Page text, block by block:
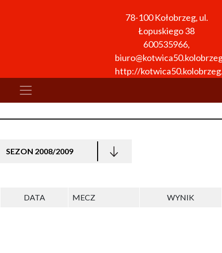
78-100 Kołobrzeg, ul.
Łopuskiego 38
600535966,
http://
SEZON 2008/2009
DATA MECZ WYNIK